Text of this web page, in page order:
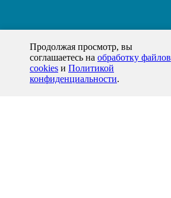
Продолжая просмотр, вы
соглашаетесь на обработку файлов
cookies и Политикой
конфиденциальности.